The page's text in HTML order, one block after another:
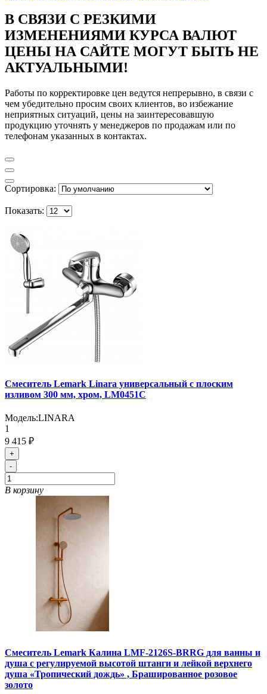
В СВЯЗИ С РЕЗКИМИ
ИЗМЕНЕНИЯМИ КУРСА ВАЛЮТ
ЦЕНЫ НА САЙТЕ МОГУТ БЫТЬ НЕ
АКТУАЛЬНЫМИ!
Работы по корректировке цен ведутся непрерывно, в связи с
чем убедительно просим своих клиентов, во избежание
неприятных ситуаций, цены на заинтересовавшую
продукцию уточнять у менеджеров по продажам или по
телефонам указанных в контактах.
Сортировка:
Показать:
Смеситель Lemark Linara универсальный с плоским
изливом 300 мм, хром, LM0451C
Модель:LINARA
1
9 415 ₽
+
-
В корзину
Смеситель Lemark Калина LMF-2126S-BRRG для ванны и
душа с регулируемой высотой штанги и лейкой верхнего
душа «Тропический дождь» , Брашированное розовое
золото